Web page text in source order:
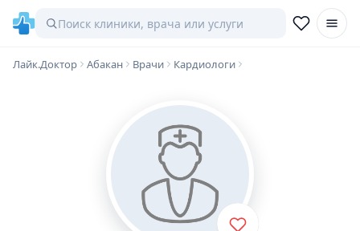
Лайк.Доктор Абакан Врачи Кардиологи